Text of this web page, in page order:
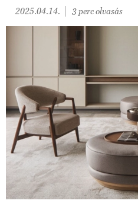
2025.04.14. 3 perc olvasás